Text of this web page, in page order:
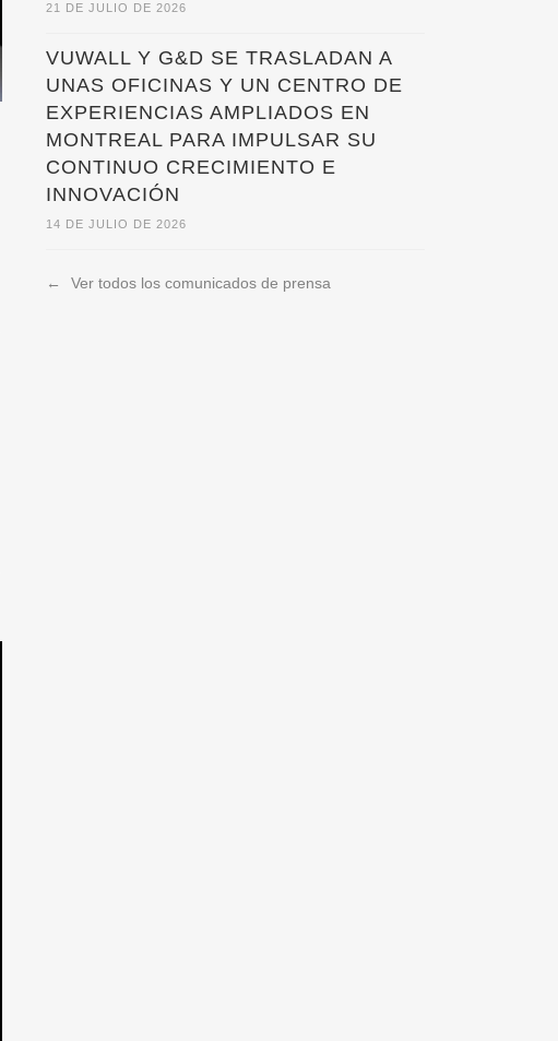
21 DE JULIO DE 2026
VUWALL Y G&D SE TRASLADAN A
UNAS OFICINAS Y UN CENTRO DE
EXPERIENCIAS AMPLIADOS EN
MONTREAL PARA IMPULSAR SU
CONTINUO CRECIMIENTO E
INNOVACIÓN
14 DE JULIO DE 2026
← Ver todos los comunicados de prensa